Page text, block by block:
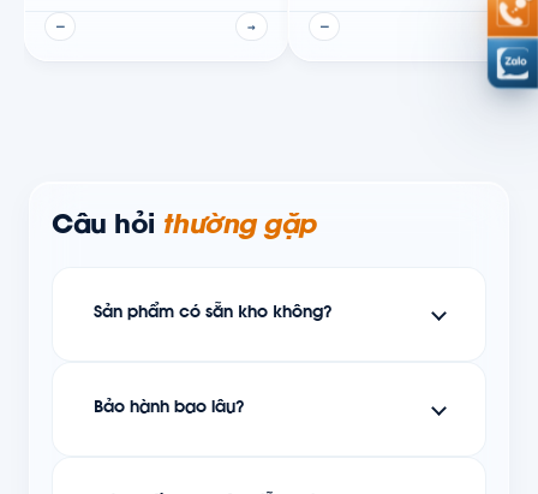
— → — →
Câu hỏi thường gặp
Sản phẩm có sẵn kho không?
Bảo hành bao lâu?